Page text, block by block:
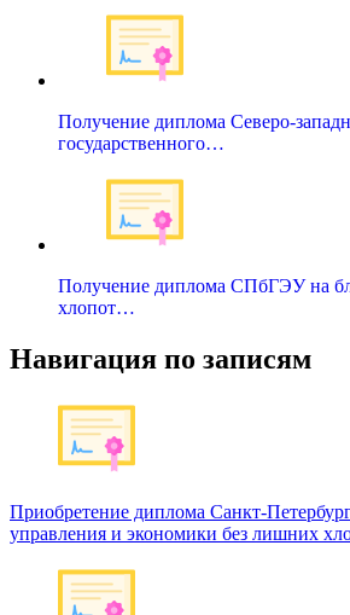
Получение диплома Северо-
государственного…
Получение диплома СПбГЭУ на
хлопот…
Навигация по записям
Приобретение диплома Санкт-
управления и экономики без лишних